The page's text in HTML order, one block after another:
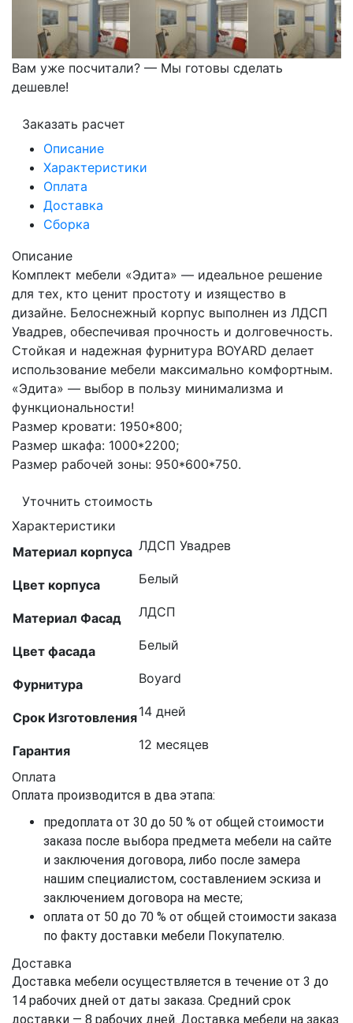
Вам уже посчитали? — Мы готовы сделать
дешевле!
Заказать расчет
Описание
Характеристики
Оплата
Доставка
Сборка
Описание
Комплект мебели «Эдита» — идеальное решение
для тех, кто ценит простоту и изящество в
дизайне. Белоснежный корпус выполнен из ЛДСП
Увадрев, обеспечивая прочность и долговечность.
Стойкая и надежная фурнитура BOYARD делает
использование мебели максимально комфортным.
«Эдита» — выбор в пользу минимализма и
функциональности!
Размер кровати: 1950*800;
Размер шкафа: 1000*2200;
Размер рабочей зоны: 950*600*750.
Уточнить стоимость
Характеристики
Материал корпуса ЛДСП Увадрев
Цвет корпуса Белый
Материал Фасад ЛДСП
Цвет фасада Белый
Фурнитура Boyard
Срок Изготовления14 дней
Гарантия 12 месяцев
Оплата
Оплата производится в два этапа:
предоплата от 30 до 50 % от общей стоимости
заказа после выбора предмета мебели на сайте
и заключения договора, либо после замера
нашим специалистом, составлением эскиза и
заключением договора на месте;
оплата от 50 до 70 % от общей стоимости заказа
по факту доставки мебели Покупателю.
Доставка
Доставка мебели осуществляется в течение от 3 до
14 рабочих дней от даты заказа. Средний срок
доставки — 8 рабочих дней. Доставка мебели на заказ